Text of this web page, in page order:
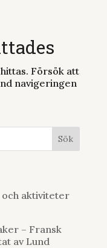
Försök att
navigeringen
och aktiviteter
– Fransk
av Lund